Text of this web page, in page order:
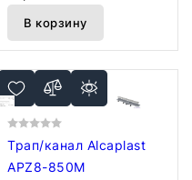
В корзину
Трап/канал Alcaplast
APZ8-850M